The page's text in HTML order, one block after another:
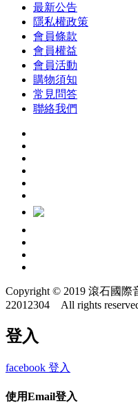
最新公告
隱私權政策
會員條款
會員權益
會員活動
購物須知
常見問答
聯絡我們
Copyright © 2019 滾石國
22012304 All rights
登入
facebook 登入
使用Email登入